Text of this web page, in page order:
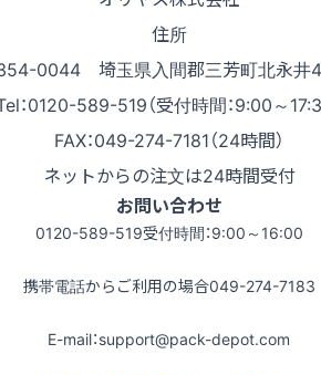
住所
0044 埼玉県入間郡三芳町北永井
：0120-589-519（受付時間：9:00～
FAX：049-274-7181（24時間）
ネットからの注文は24時間受付
お問い合わせ
0120-589-519受付時間：9:00～16:00
携帯電話からご利用の場合049-274-7183
E-mail：support@pack-depot.com